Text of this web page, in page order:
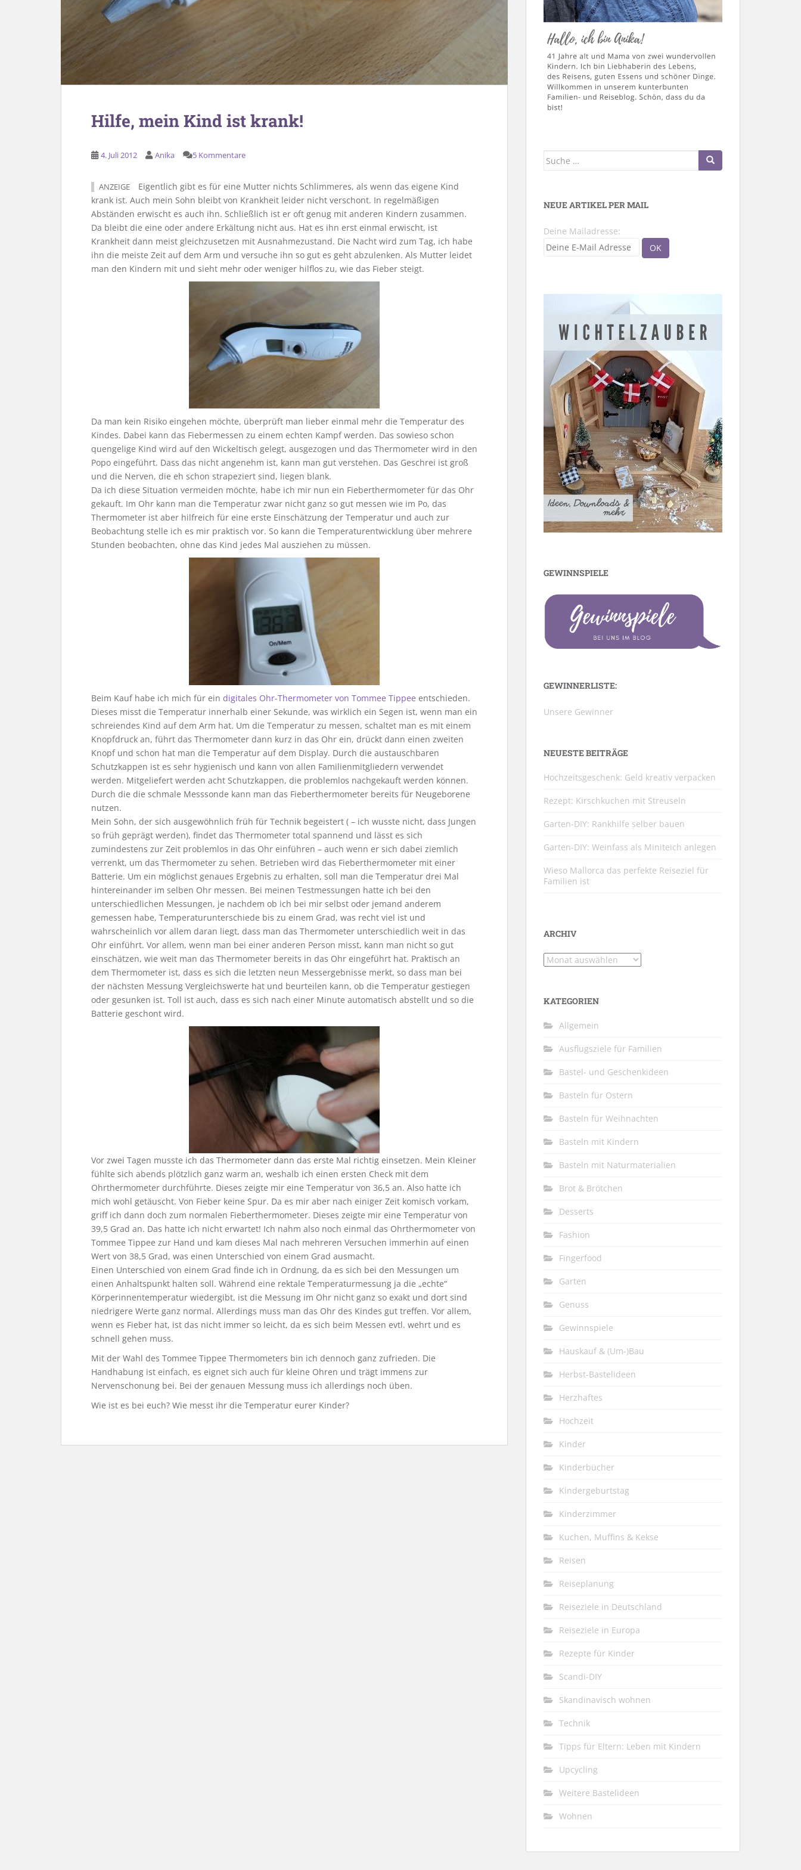
Hilfe, mein Kind ist krank!
4. Juli 2012 Anika 5 Kommentare
ANZEIGE
Eigentlich gibt es für eine Mutter nichts Schlimmeres, als wenn das eigene Kind
krank ist. Auch mein Sohn bleibt von Krankheit leider nicht verschont. In regelmäßigen
Abständen erwischt es auch ihn. Schließlich ist er oft genug mit anderen Kindern zusammen.
Da bleibt die eine oder andere Erkältung nicht aus. Hat es ihn erst einmal erwischt, ist
Krankheit dann meist gleichzusetzen mit Ausnahmezustand. Die Nacht wird zum Tag, ich habe
ihn die meiste Zeit auf dem Arm und versuche ihn so gut es geht abzulenken. Als Mutter leidet
man den Kindern mit und sieht mehr oder weniger hilflos zu, wie das Fieber steigt.
Da man kein Risiko eingehen möchte, überprüft man lieber einmal mehr die Temperatur des
Kindes. Dabei kann das Fiebermessen zu einem echten Kampf werden. Das sowieso schon
quengelige Kind wird auf den Wickeltisch gelegt, ausgezogen und das Thermometer wird in den
Popo eingeführt. Dass das nicht angenehm ist, kann man gut verstehen. Das Geschrei ist groß
und die Nerven, die eh schon strapeziert sind, liegen blank.
Da ich diese Situation vermeiden möchte, habe ich mir nun ein Fieberthermometer für das Ohr
gekauft. Im Ohr kann man die Temperatur zwar nicht ganz so gut messen wie im Po, das
Thermometer ist aber hilfreich für eine erste Einschätzung der Temperatur und auch zur
Beobachtung stelle ich es mir praktisch vor. So kann die Temperaturentwicklung über mehrere
Stunden beobachten, ohne das Kind jedes Mal ausziehen zu müssen.
Beim Kauf habe ich mich für ein digitales Ohr-Thermometer von Tommee Tippee entschieden.
Dieses misst die Temperatur innerhalb einer Sekunde, was wirklich ein Segen ist, wenn man ein
schreiendes Kind auf dem Arm hat. Um die Temperatur zu messen, schaltet man es mit einem
Knopfdruck an, führt das Thermometer dann kurz in das Ohr ein, drückt dann einen zweiten
Knopf und schon hat man die Temperatur auf dem Display. Durch die austauschbaren
Schutzkappen ist es sehr hygienisch und kann von allen Familienmitgliedern verwendet
werden. Mitgeliefert werden acht Schutzkappen, die problemlos nachgekauft werden können.
Durch die die schmale Messsonde kann man das Fieberthermometer bereits für Neugeborene
nutzen.
Mein Sohn, der sich ausgewöhnlich früh für Technik begeistert ( – ich wusste nicht, dass Jungen
so früh geprägt werden), findet das Thermometer total spannend und lässt es sich
zumindestens zur Zeit problemlos in das Ohr einführen – auch wenn er sich dabei ziemlich
verrenkt, um das Thermometer zu sehen. Betrieben wird das Fieberthermometer mit einer
Batterie. Um ein möglichst genaues Ergebnis zu erhalten, soll man die Temperatur drei Mal
hintereinander im selben Ohr messen. Bei meinen Testmessungen hatte ich bei den
unterschiedlichen Messungen, je nachdem ob ich bei mir selbst oder jemand anderem
gemessen habe, Temperaturunterschiede bis zu einem Grad, was recht viel ist und
wahrscheinlich vor allem daran liegt, dass man das Thermometer unterschiedlich weit in das
Ohr einführt. Vor allem, wenn man bei einer anderen Person misst, kann man nicht so gut
einschätzen, wie weit man das Thermometer bereits in das Ohr eingeführt hat. Praktisch an
dem Thermometer ist, dass es sich die letzten neun Messergebnisse merkt, so dass man bei
der nächsten Messung Vergleichswerte hat und beurteilen kann, ob die Temperatur gestiegen
oder gesunken ist. Toll ist auch, dass es sich nach einer Minute automatisch abstellt und so die
Batterie geschont wird.
Vor zwei Tagen musste ich das Thermometer dann das erste Mal richtig einsetzen. Mein Kleiner
fühlte sich abends plötzlich ganz warm an, weshalb ich einen ersten Check mit dem
Ohrthermometer durchführte. Dieses zeigte mir eine Temperatur von 36,5 an. Also hatte ich
mich wohl getäuscht. Von Fieber keine Spur. Da es mir aber nach einiger Zeit komisch vorkam,
griff ich dann doch zum normalen Fieberthermometer. Dieses zeigte mir eine Temperatur von
39,5 Grad an. Das hatte ich nicht erwartet! Ich nahm also noch einmal das Ohrthermometer von
Tommee Tippee zur Hand und kam dieses Mal nach mehreren Versuchen immerhin auf einen
Wert von 38,5 Grad, was einen Unterschied von einem Grad ausmacht.
Einen Unterschied von einem Grad finde ich in Ordnung, da es sich bei den Messungen um
einen Anhaltspunkt halten soll. Während eine rektale Temperaturmessung ja die „echte“
Körperinnentemperatur wiedergibt, ist die Messung im Ohr nicht ganz so exakt und dort sind
niedrigere Werte ganz normal. Allerdings muss man das Ohr des Kindes gut treffen. Vor allem,
wenn es Fieber hat, ist das nicht immer so leicht, da es sich beim Messen evtl. wehrt und es
schnell gehen muss.
Mit der Wahl des Tommee Tippee Thermometers bin ich dennoch ganz zufrieden. Die
Handhabung ist einfach, es eignet sich auch für kleine Ohren und trägt immens zur
Nervenschonung bei. Bei der genauen Messung muss ich allerdings noch üben.
Wie ist es bei euch? Wie messt ihr die Temperatur eurer Kinder?
Suche
NEUE ARTIKEL PER MAIL
Deine Mailadresse:
GEWINNSPIELE
GEWINNERLISTE:
Unsere Gewinner
NEUESTE BEITRÄGE
Hochzeitsgeschenk: Geld kreativ verpacken
Rezept: Kirschkuchen mit Streuseln
Garten-DIY: Rankhilfe selber bauen
Garten-DIY: Weinfass als Miniteich anlegen
Wieso Mallorca das perfekte Reiseziel für
Familien ist
ARCHIV
Archiv
KATEGORIEN
Allgemein
Ausflugsziele für Familien
Bastel- und Geschenkideen
Basteln für Ostern
Basteln für Weihnachten
Basteln mit Kindern
Basteln mit Naturmaterialien
Brot & Brötchen
Desserts
Fashion
Fingerfood
Garten
Genuss
Gewinnspiele
Hauskauf & (Um-)Bau
Herbst-Bastelideen
Herzhaftes
Hochzeit
Kinder
Kinderbücher
Kindergeburtstag
Kinderzimmer
Kuchen, Muffins & Kekse
Reisen
Reiseplanung
Reiseziele in Deutschland
Reiseziele in Europa
Rezepte für Kinder
Scandi-DIY
Skandinavisch wohnen
Technik
Tipps für Eltern: Leben mit Kindern
Upcycling
Weitere Bastelideen
Wohnen